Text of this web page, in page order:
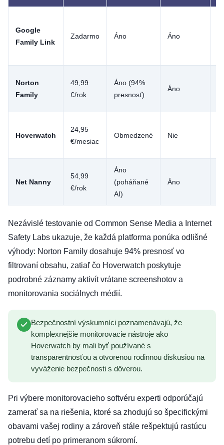
Google
Family Link
Zadarmo Áno Áno
Norton
Family
49,99
€/rok
Áno (94%
presnosť)
Áno
Hoverwatch
24,95
€/mesiac
Obmedzené Nie
Net Nanny
54,99
€/rok
Áno
(poháňané
AI)
Áno
Nezávislé testovanie od Common Sense Media a Internet
Safety Labs ukazuje, že každá platforma ponúka odlišné
výhody: Norton Family dosahuje 94% presnosť vo
filtrovaní obsahu, zatiaľ čo Hoverwatch poskytuje
podrobné záznamy aktivít vrátane screenshotov a
monitorovania sociálnych médií.
Bezpečnostní výskumníci poznamenávajú, že
komplexnejšie monitorovacie nástroje ako
Hoverwatch by mali byť používané s
transparentnosťou a otvorenou rodinnou diskusiou na
vyváženie bezpečnosti s dôverou.
Pri výbere monitorovacieho softvéru experti odporúčajú
zamerať sa na riešenia, ktoré sa zhodujú so špecifickými
obavami vašej rodiny a zároveň stále rešpektujú rastúcu
potrebu detí po primeranom súkromí.